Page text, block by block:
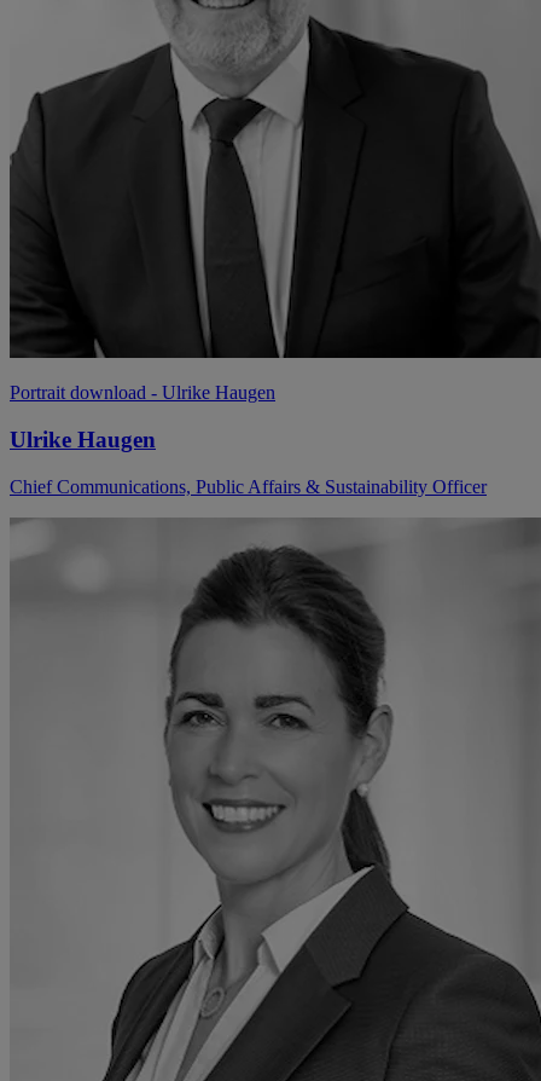
Portrait download - Ulrike Haugen
Ulrike Haugen
Chief Communications, Public Affairs & Sustainability Officer